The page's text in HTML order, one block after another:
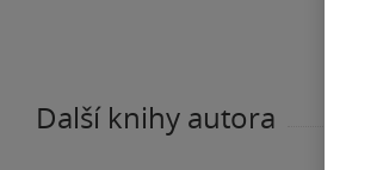
Další knihy autora